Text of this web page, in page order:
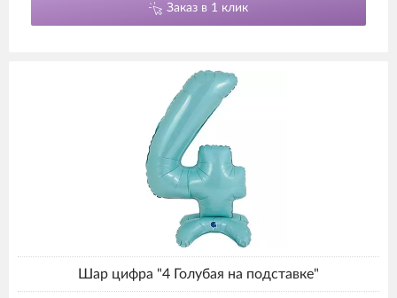
Заказ в 1 клик
Шар цифра "4 Голубая на подставке"